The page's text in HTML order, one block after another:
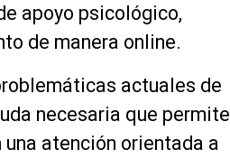
apoyo psicológico,
de manera online.
actuales de
necesaria que permite
atención orientada a